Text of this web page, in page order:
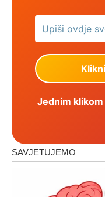
Jednim